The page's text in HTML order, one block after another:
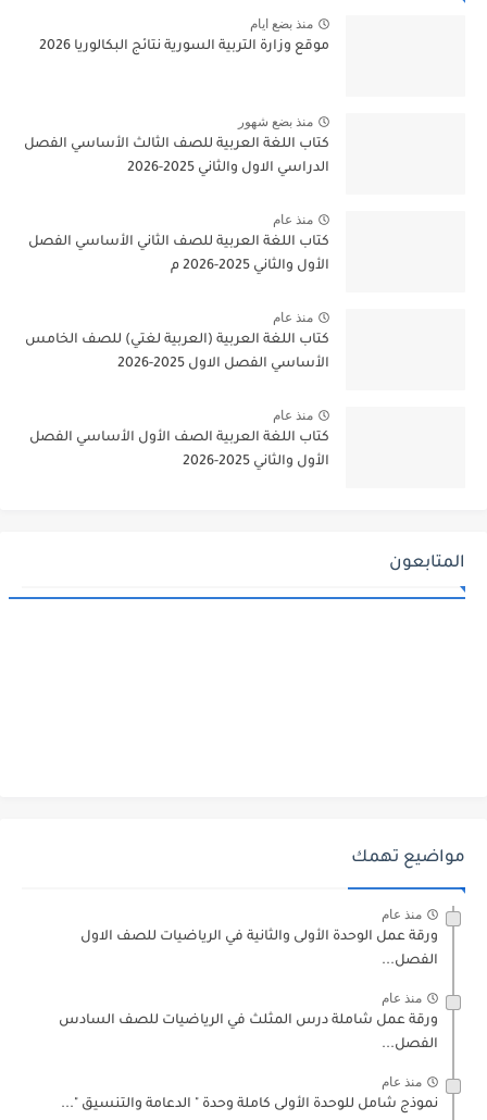
منذ بضع ايام
موقع وزارة التربية السورية نتائج البكالوريا 2026
منذ بضع شهور
كتاب اللغة العربية للصف الثالث الأساسي الفصل
الدراسي الاول والثاني 2025-2026
منذ عام
كتاب اللغة العربية للصف الثاني الأساسي الفصل
الأول والثاني 2025-2026 م
منذ عام
كتاب اللغة العربية (العربية لغتي) للصف الخامس
الأساسي الفصل الاول 2025-2026
منذ عام
كتاب اللغة العربية الصف الأول الأساسي الفصل
الأول والثاني 2025-2026
المتابعون
مواضيع تهمك
منذ عام
ورقة عمل الوحدة الأولى والثانية في الرياضيات للصف الاول
الفصل...
منذ عام
ورقة عمل شاملة درس المثلث في الرياضيات للصف السادس
الفصل...
منذ عام
نموذج شامل للوحدة الأولى كاملة وحدة " الدعامة والتنسيق "...